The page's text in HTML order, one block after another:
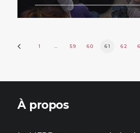
1 59 60 61 62
À propos